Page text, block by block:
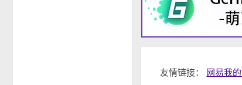
友情链接： 网易我